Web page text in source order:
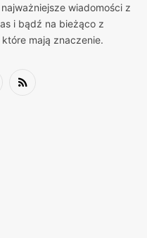
wiadomości z
i bądź na bieżąco z
mają znaczenie.
RSS